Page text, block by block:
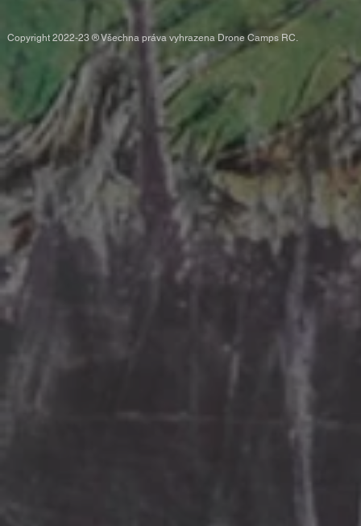
Copyright 2022-23 ® Všechna práva vyhrazena Drone Camps RC.